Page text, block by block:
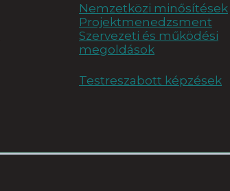
Nemzetközi minősítések
Projektmenedzsment
Szervezeti és működési
megoldások
Testreszabott képzések